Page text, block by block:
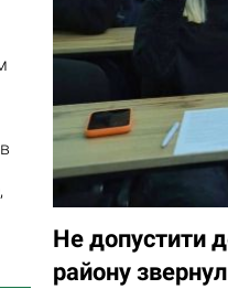
Не допустити
району